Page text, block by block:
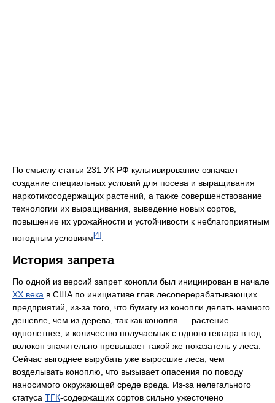
По смыслу статьи 231 УК РФ культивирование означает
создание специальных условий для посева и выращивания
наркотикосодержащих растений, а также совершенствование
технологии их выращивания, выведение новых сортов,
повышение их урожайности и устойчивости к неблагоприятным
погодным условиям[4]
История запрета
По одной из версий запрет конопли был инициирован в начале
XX века в США по инициативе глав лесоперерабатывающих
предприятий, из-за того, что бумагу из конопли делать намного
дешевле, чем из дерева, так как конопля — растение
однолетнее, и количество получаемых с одного гектара в год
волокон значительно превышает такой же показатель у леса.
Сейчас выгоднее вырубать уже выросшие леса, чем
возделывать коноплю, что вызывает опасения по поводу
наносимого окружающей среде вреда. Из-за нелегального
статуса ТГК-содержащих сортов сильно ужесточено